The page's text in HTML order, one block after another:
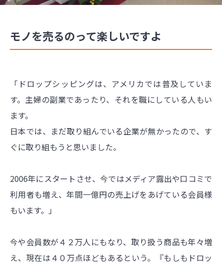
モノを売るのって楽しいですよ
「ドロップシッピングは、アメリカでは普及していま
す。主婦の副業であったり、それを職にしている人もい
ます。
日本では、まだ取り組んでいる企業が無かったので、す
ぐに取り組もうと思いました。
2006年にスタートさせ、今ではメディア露出や口コミで
利用者も増え、年間一億円の売上げをあげている会員様
もいます。」
今や会員数が４２万人にもなり、取り扱う商品も年々増
え、現在は４０万点ほどもあるという。『もしもドロッ